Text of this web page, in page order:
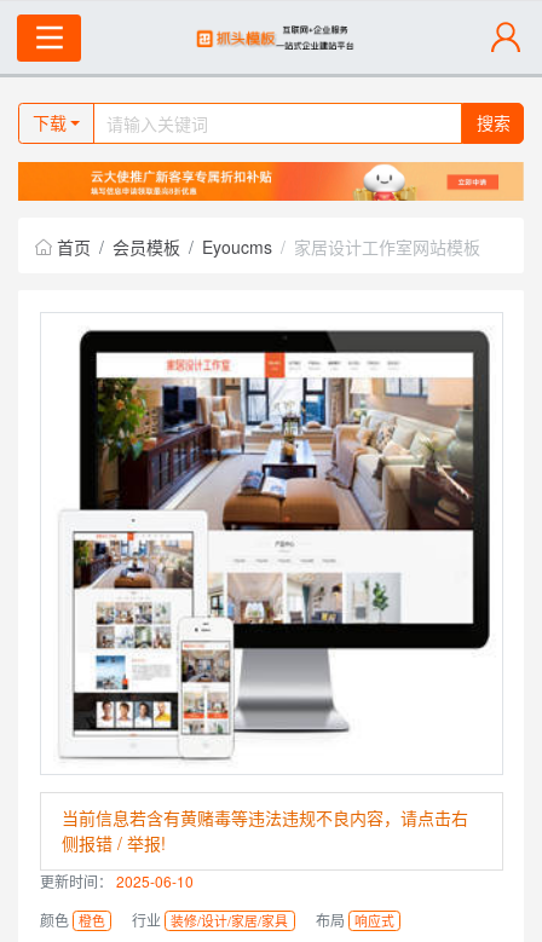
下载 搜索
首页 会员模板 Eyoucms 家居设计工作室网站模板
当前信息若含有黄赌毒等违法违规不良内容，请点击右
侧报错 / 举报!
更新时间：
2025-06-10
颜色 橙色 行业 装修/设计/家居/家具 布局 响应式